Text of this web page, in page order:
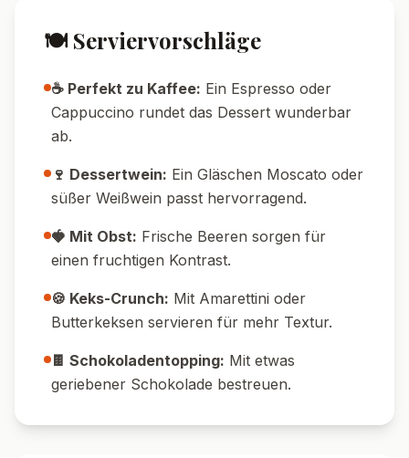
🕒 Vorbereiten:Die Creme kann problemlos
am Vortag zubereitet und im Kühlschrank
aufbewahrt werden.
🧊 Kühl-Tipp: Mindestens 30 Minuten kühlen
für optimale Festigkeit.
🥄 Cremiger Trick:Mascarpone und
Frischkäse sollten Zimmertemperatur haben,
dann lassen sie sich besser verrühren.
⚖️ Portionskontrolle:Kleine Gläser machen
das Dessert besonders hübsch und
verhindern zu große Portionen.
🌰 Krokant-Tipp:Haselnusskrokant erst
kurz vor dem Servieren aufstreuen, damit er